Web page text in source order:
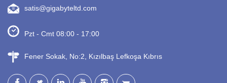
satis@gigabyteltd.com
Pzt - Cmt 08:00 - 17:00
Fener Sokak, No:2, Kızılbaş Lefkoşa Kıbrıs